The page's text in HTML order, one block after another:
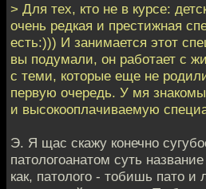
> Для тех, кто не в курсе:
очень редкая и престижная
есть:))) И занимается этот
вы подумали, он работает с
с теми, которые еще не
первую очередь. У мя
и высокооплачиваемую
Э. Я щас скажу конечно
патологоанатом суть
как, патолого - тобишь пато и